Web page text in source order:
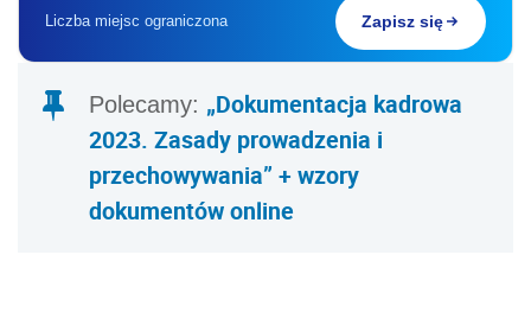
Liczba miejsc ograniczona Zapisz się
Polecamy: „Dokumentacja kadrowa
2023. Zasady prowadzenia i
przechowywania” + wzory
dokumentów online